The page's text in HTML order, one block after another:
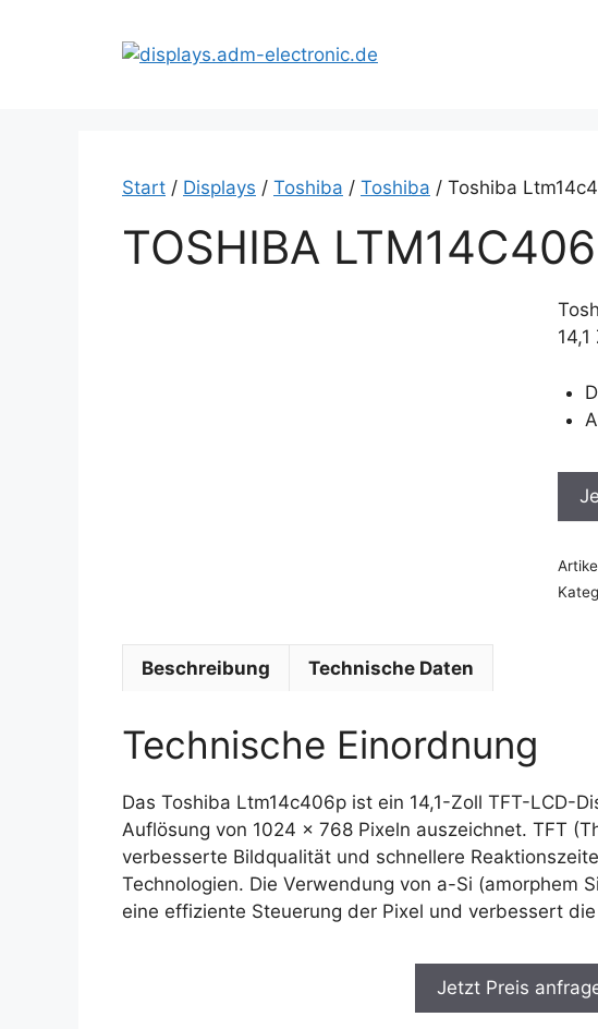
Start / Displays / Toshiba / Toshiba / Toshiba
TOSHIBA
Beschreibung Technische Daten
Technische Einordnung
Das Toshiba Ltm14c406p ist ein 14,1-Zoll TFT-LCD-
Auflösung von 1024 x 768 Pixeln auszeichnet. TFT
verbesserte Bildqualität und schnellere
Technologien. Die Verwendung von a-Si (amorphem
eine effiziente Steuerung der Pixel und verbessert
Jetzt Preis